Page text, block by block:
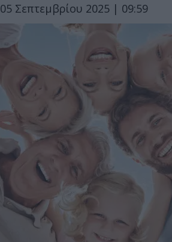
05 Σεπτεμβρίου 2025 | 09:59